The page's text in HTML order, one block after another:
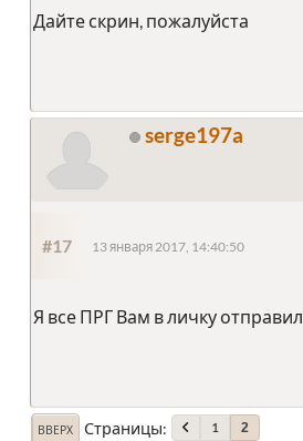
Дайте скрин, пожалуйста
serge197a
#17 13 января 2017, 14:40:50
Я все ПРГ Вам в личку отправил
ВВЕРХ Страницы 1 2